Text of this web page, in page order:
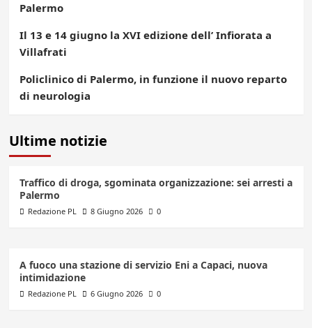
Palermo
Il 13 e 14 giugno la XVI edizione dell’ Infiorata a
Villafrati
Policlinico di Palermo, in funzione il nuovo reparto
di neurologia
Ultime notizie
Traffico di droga, sgominata organizzazione: sei arresti a
Palermo
Redazione PL 8 Giugno 2026 0
A fuoco una stazione di servizio Eni a Capaci, nuova
intimidazione
Redazione PL 6 Giugno 2026 0